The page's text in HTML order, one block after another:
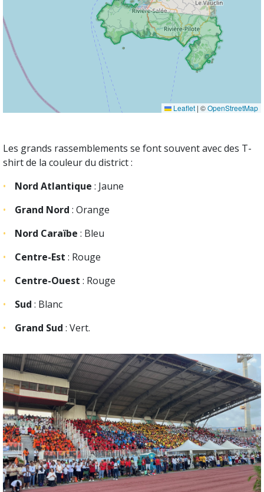
Leaflet | ©OpenStreetMap
Les grands rassemblements se font souvent avec des T-
shirt de la couleur du district :
Nord Atlantique : Jaune
Grand Nord : Orange
Nord Caraïbe : Bleu
Centre-Est : Rouge
Centre-Ouest : Rouge
Sud : Blanc
Grand Sud : Vert.